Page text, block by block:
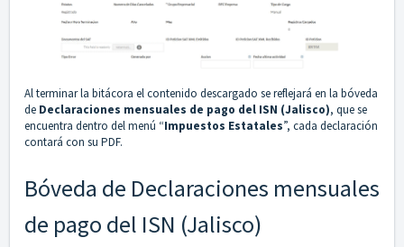
Al terminar la bitácora el contenido descargado se reflejará en la bóveda
de Declaraciones mensuales de pago del ISN (Jalisco), que se
encuentra dentro del menú “Impuestos Estatales”, cada declaración
contará con su PDF.
Bóveda de Declaraciones mensuales
de pago del ISN (Jalisco)